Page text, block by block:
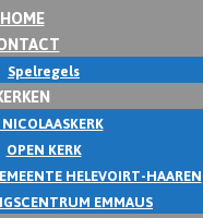
HOME
Spelregels
OPEN KERK
HELEVOIRT-HAAREN
EMMAUS